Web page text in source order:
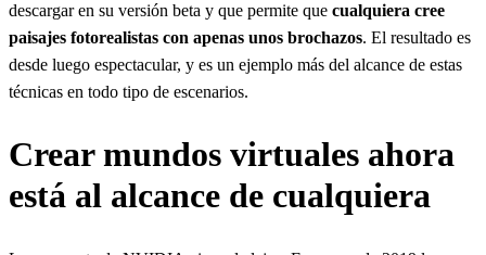
descargar en su versión beta y que permite que cualquiera cree
paisajes fotorealistas con apenas unos brochazos. El resultado es
desde luego espectacular, y es un ejemplo más del alcance de estas
técnicas en todo tipo de escenarios.
Crear mundos virtuales ahora
está al alcance de cualquiera